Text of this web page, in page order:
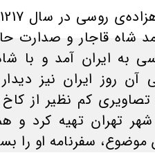
شاه قاجار و صدارت
به ایران آمد و با
آن روز ایران نیز
کم نظیر از
شهر تهران تهیه کرد و
سفرنامه او را